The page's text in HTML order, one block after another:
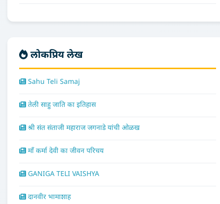
लोकप्रिय लेख
Sahu Teli Samaj
तेली साहु जाति का इतिहास
श्री संत संताजी महाराज जगनाडे यांची ओळख
माँ कर्मा देवी का जीवन परिचय
GANIGA TELI VAISHYA
दानवीर भामाशाह